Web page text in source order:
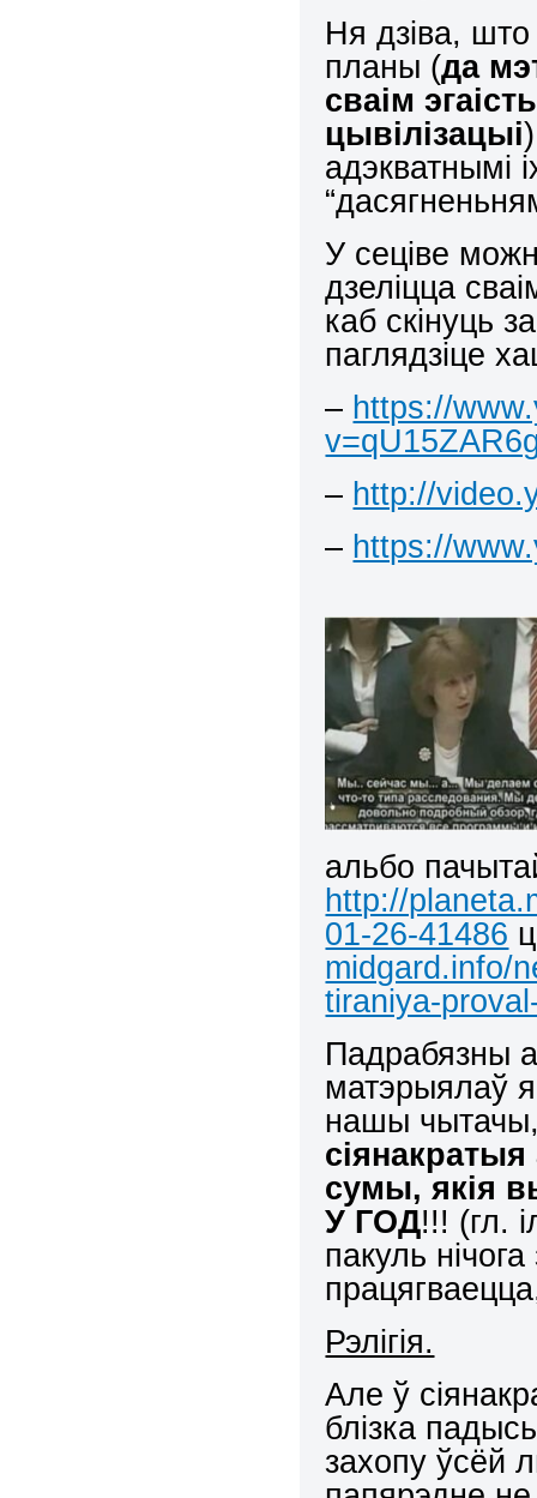
Ня дзіва,
планы (да
сваім
цывілізацыі
адэкватнымі
У сеціве
дзеліцца
каб скінуць
паглядзіце
– https://
– http://
– https://
альбо
http://
01-26-41486
midgard.info/
tiraniya-
Падрабязны
матэрыялаў
нашы чытачы,
сумы, якія
У ГОД!!! (гл.
пакуль
Рэлігія.
Але ў
блізка
захопу ўсёй